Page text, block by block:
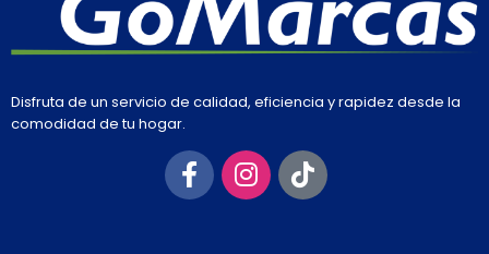
Disfruta de un servicio de calidad, eficiencia y rapidez desde la
comodidad de tu hogar.